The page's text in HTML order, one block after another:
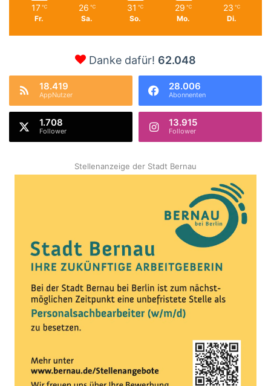
17 ℃
Fr.
26 ℃
Sa.
31 ℃
So.
29 ℃
Mo.
23 ℃
Di.
Danke dafür! 62.048
18.419
AppNutzer
28.006
Abonnenten
1.708
Follower
13.915
Follower
Stellenanzeige der Stadt Bernau